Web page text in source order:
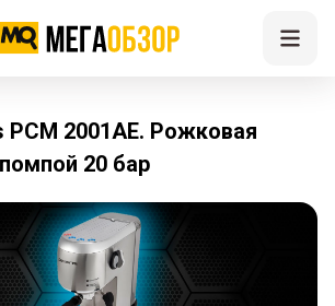
2001AE. Рожковая
20 бар